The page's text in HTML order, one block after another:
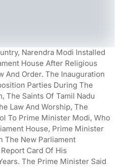
Narendra Modi Installed
House After Religious
And Order. The Inauguration
Parties During The
The Saints Of Tamil Nadu
Law And Worship, The
To Prime Minister Modi, Who
House, Prime Minister
The New Parliament
Card Of His
The Prime Minister Said